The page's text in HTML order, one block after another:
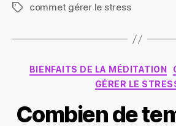
Étiquettes
commet gérer le stress
BIENFAITS DE LA MÉDITATION
GÉRER LE
Combien de